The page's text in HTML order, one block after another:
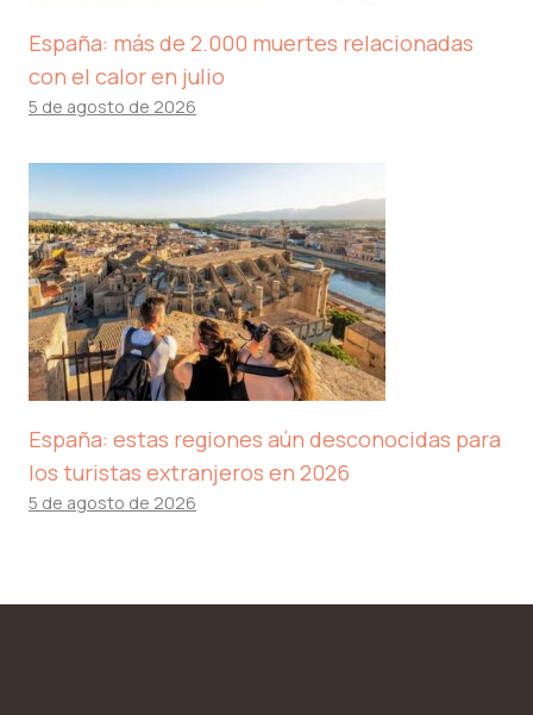
España: más de 2.000 muertes relacionadas
con el calor en julio
5 de agosto de 2026
España: estas regiones aún desconocidas para
los turistas extranjeros en 2026
5 de agosto de 2026